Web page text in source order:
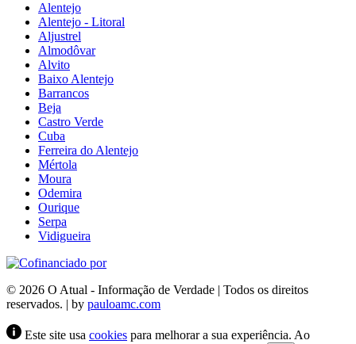
Alentejo
Alentejo - Litoral
Aljustrel
Almodôvar
Alvito
Baixo Alentejo
Barrancos
Beja
Castro Verde
Cuba
Ferreira do Alentejo
Mértola
Moura
Odemira
Ourique
Serpa
Vidigueira
© 2026 O Atual - Informação de Verdade | Todos os direitos
reservados. | by pauloamc.com
Este site usa cookies para melhorar a sua experiência. Ao